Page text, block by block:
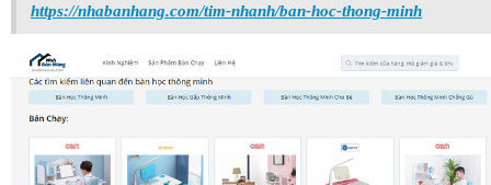
https://nhabanhang.com/tim-nhanh/ban-hoc-thong-minh